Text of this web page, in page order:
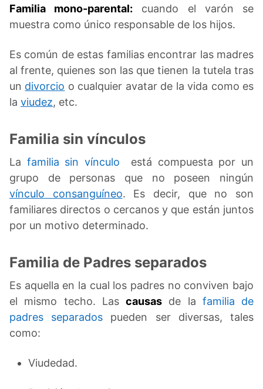
Familia mono-parental: cuando el varón se
muestra como único responsable de los hijos.
Es común de estas familias encontrar las madres
al frente, quienes son las que tienen la tutela tras
un divorcio o cualquier avatar de la vida como es
la viudez, etc.
Familia sin vínculos
La familia sin vínculo
está compuesta por un
grupo de personas que no poseen ningún
vínculo consanguíneo. Es decir, que no son
familiares directos o cercanos y que están juntos
por un motivo determinado.
Familia de Padres separados
Es aquella en la cual los padres no conviven bajo
el mismo techo. Las causas de la familia de
padres separados pueden ser diversas, tales
como:
Viudedad.